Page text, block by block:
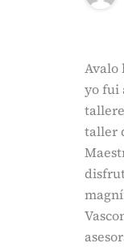
Avalo
yo fui
taller